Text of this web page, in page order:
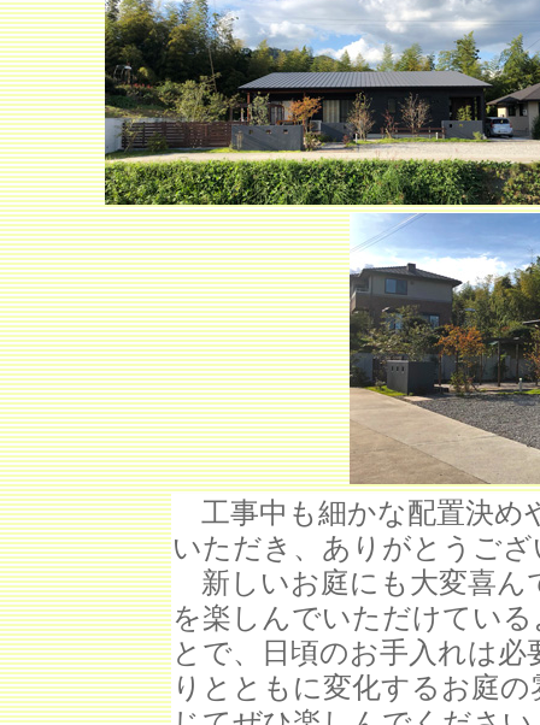
工事中も細かな配置決め
いただき、ありがとうご
新しいお庭にも大変喜ん
を楽しんでいただけてい
とで、日頃のお手入れは
りとともに変化するお庭